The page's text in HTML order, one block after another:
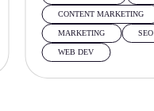
CONTENT MARKETING
MARKETING SEO
WEB DEV